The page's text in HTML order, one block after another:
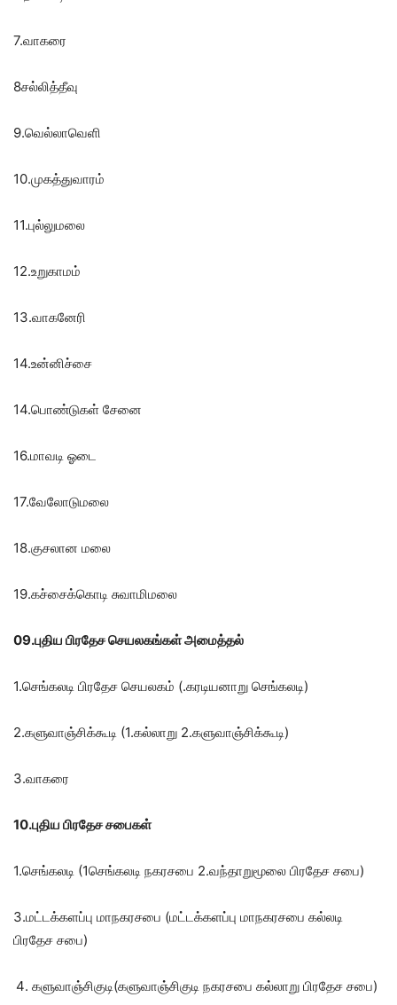
7.வாகரை
8சல்லித்தீவு
9.வெல்லாவெளி
10.முகத்துவாரம்
11.புல்லுமலை
12.உறுகாமம்
13.வாகனேரி
14.உன்னிச்சை
14.பொண்டுகள் சேனை
16.மாவடி ஓடை
17.வேலோடுமலை
18.குசலான மலை
19.கச்சைக்கொடி சுவாமிமலை
09.புதிய பிரதேச செயலகங்கள் அமைத்தல்
1.செங்கலடி பிரதேச செயலகம் (.கரடியனாறு செங்கலடி)
2.களுவாஞ்சிக்கூடி (1.கல்லாறு 2.களுவாஞ்சிக்கூடி)
3.வாகரை
10.புதிய பிரதேச சபைகள்
1.செங்கலடி (1செங்கலடி நகரசபை 2.வந்தாறுமூலை பிரதேச சபை)
3.மட்டக்களப்பு மாநகரசபை (மட்டக்களப்பு மாநகரசபை கல்லடி
பிரதேச சபை)
களுவாஞ்சிகுடி(களுவாஞ்சிகுடி நகரசபை கல்லாறு பிரதேச சபை)